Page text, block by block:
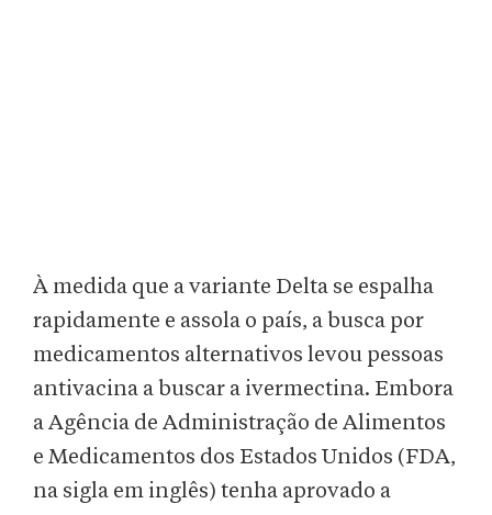
À medida que a variante Delta se espalha
rapidamente e assola o país, a busca por
medicamentos alternativos levou pessoas
antivacina a buscar a ivermectina. Embora
a Agência de Administração de Alimentos
e Medicamentos dos Estados Unidos (FDA,
na sigla em inglês) tenha aprovado a